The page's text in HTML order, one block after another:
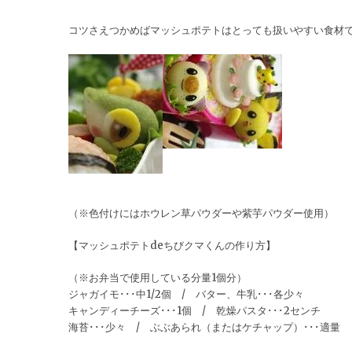
コツさえつかめばマッシュポテトはとっても扱いやすい食材
（※色付けにはホウレン草パウダーや紫芋パウダー使用）
【マッシュポテトdeちびクマくんの作り方】
（※お弁当で使用している分量1個分）
ジャガイモ･･･中1/2個 / バター、牛乳･･･各少々
キャンディーチーズ･･･1個 / 乾燥パスタ･･･2センチ
海苔･･･少々 / ぶぶあられ（またはケチャップ）･･･適量